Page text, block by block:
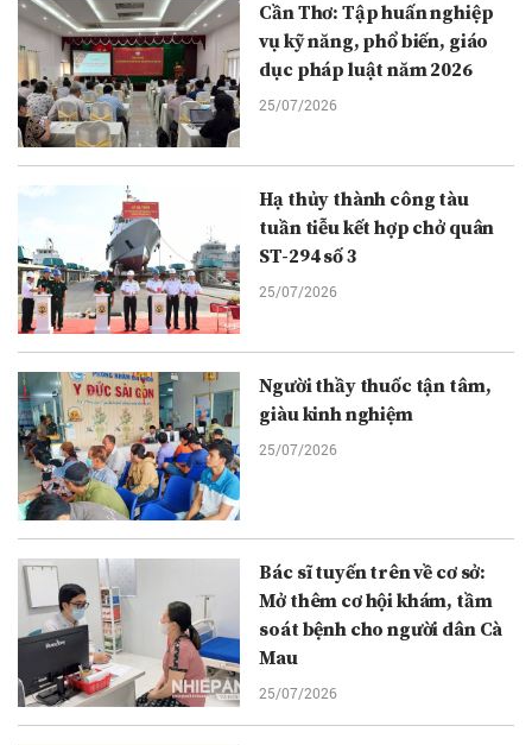
Cần Thơ: Tập huấn nghiệp
vụ kỹ năng, phổ biến, giáo
dục pháp luật năm 2026
25/07/2026
Hạ thủy thành công tàu
tuần tiễu kết hợp chở quân
ST-294 số 3
25/07/2026
Người thầy thuốc tận tâm,
giàu kinh nghiệm
25/07/2026
Bác sĩ tuyến trên về cơ sở:
Mở thêm cơ hội khám, tầm
soát bệnh cho người dân Cà
Mau
25/07/2026